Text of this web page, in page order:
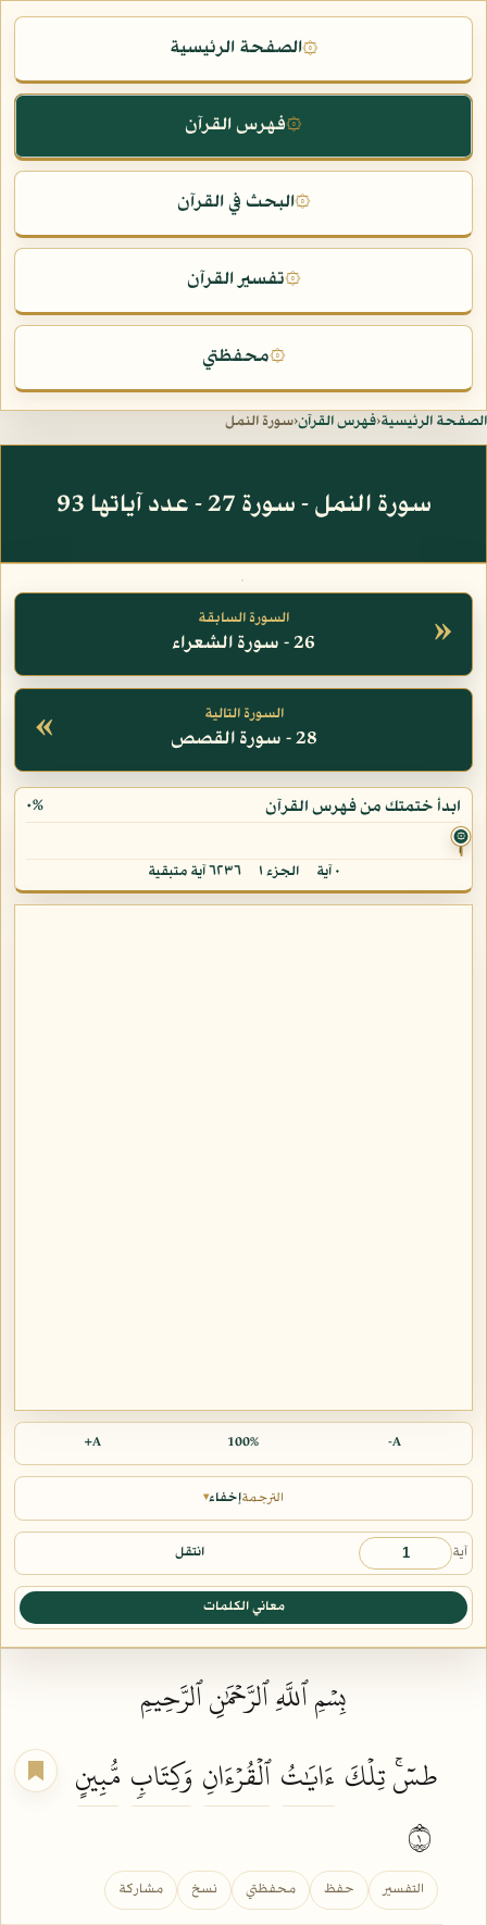
۞الصفحة الرئيسية
۞فهرس القرآن
۞البحث في القرآن
۞تفسير القرآن
۞محفظتي
الصفحة الرئيسية‹فهرس القرآن‹سورة النمل
سورة النمل - سورة 27 - عدد آياتها 93
» السورة السابقة
26 - سورة الشعراء
« السورة التالية
28 - سورة القصص
ابدأ ختمتك من فهرس القرآن ٠%
۞
٠ آية الجزء ١ ٦٢٣٦ آية متبقية
A-
100%
A+
الترجمةإخفاء▾
آية انتقل
معاني الكلمات
بِسۡمِ ٱللَّهِ ٱلرَّحۡمَٰنِ ٱلرَّحِيمِ
طسٓۚ تِلۡكَ ءَايَٰتُٱلۡقُرۡءَانِ وَكِتَابٖ مُّبِينٍ
التفسير حفظ محفظتي نسخ مشاركة